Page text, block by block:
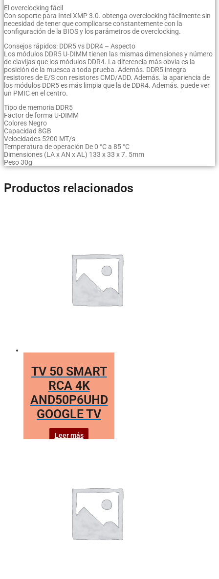
El overclocking fácil
Con soporte para Intel XMP 3.0. obtenga overclocking fácilmente sin
necesidad de tener que complicarse constantemente con la
configuración de la BIOS y los parámetros de overclocking.
Consejos rápidos: DDR5 vs DDR4 – Aspecto
Los módulos DDR5 U-DIMM tienen las mismas dimensiones y número
de clavijas que los módulos DDR4. La diferencia más obvia es la
posición de la muesca a toda prueba. Además. DDR5 integra
resistores de E/S con resistores CMD/ADD. Además. la apariencia de
los módulos DDR5 es más limpia que la de DDR4. Además. puede ver
un PMIC en el centro.
Tipo de memoria DDR5
Factor de forma U-DIMM
Colores Negro
Capacidad 8GB
Velocidades 5200 MT/s
Temperatura de operación De 0 °C a 85 °C
Dimensiones (LA x AN x AL) 133 x 33 x 7. 5mm
Peso 30g
Productos relacionados
TV 50 SMART
RCA 4K
AND50P6UHD
GOOGLE TV
Leer más